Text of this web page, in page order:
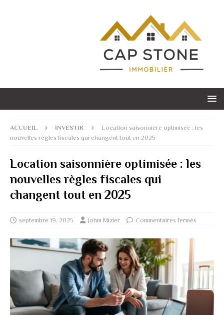
ACCUEIL INVESTIR
Location saisonnière optimisée : les
nouvelles règles fiscales qui changent tout en 2025
Location saisonnière optimisée : les
nouvelles règles fiscales qui
changent tout en 2025
septembre 19, 2025 Johm Mizier Commentaires fermés